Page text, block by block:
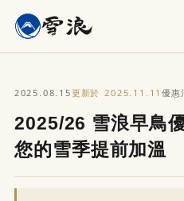
2025.08.15 更新於 2025.11.11優惠
2025/26 雪浪早鳥
您的雪季提前加溫